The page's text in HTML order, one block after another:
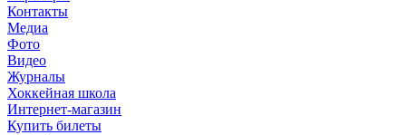
Контакты
Медиа
Фото
Видео
Журналы
Хоккейная школа
Интернет-магазин
Купить билеты